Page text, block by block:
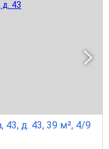
43, д. 43, 39 м², 4/9